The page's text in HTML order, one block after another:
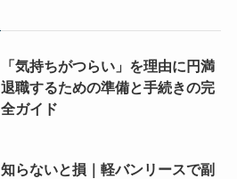
「気持ちがつらい」を理由に円満
退職するための準備と手続きの完
全ガイド
知らないと損｜軽バンリースで副